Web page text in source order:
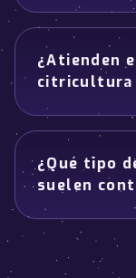
¿Atienden
citricultura
¿Qué tipo
suelen